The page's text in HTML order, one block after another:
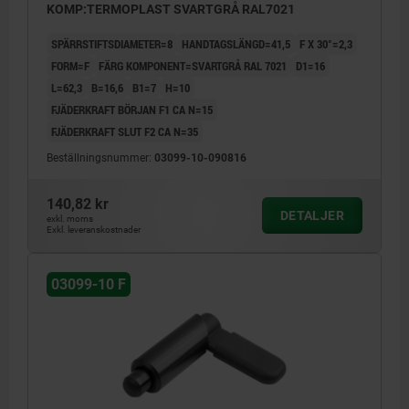
KOMP:TERMOPLAST SVARTGRÅ RAL7021
SPÄRRSTIFTSDIAMETER=8 HANDTAGSLÄNGD=41,5
F X 30°=2,3
FORM=F
FÄRG KOMPONENT=SVARTGRÅ RAL 7021
D1=16
L=62,3
B=16,6 B1=7
H=10
FJÄDERKRAFT BÖRJAN F1 CA N=15
FJÄDERKRAFT SLUT F2 CA N=35
Beställningsnummer: 03099-10-090816
140,82 kr
exkl. moms
Exkl. leveranskostnader
DETALJER
03099-10 F